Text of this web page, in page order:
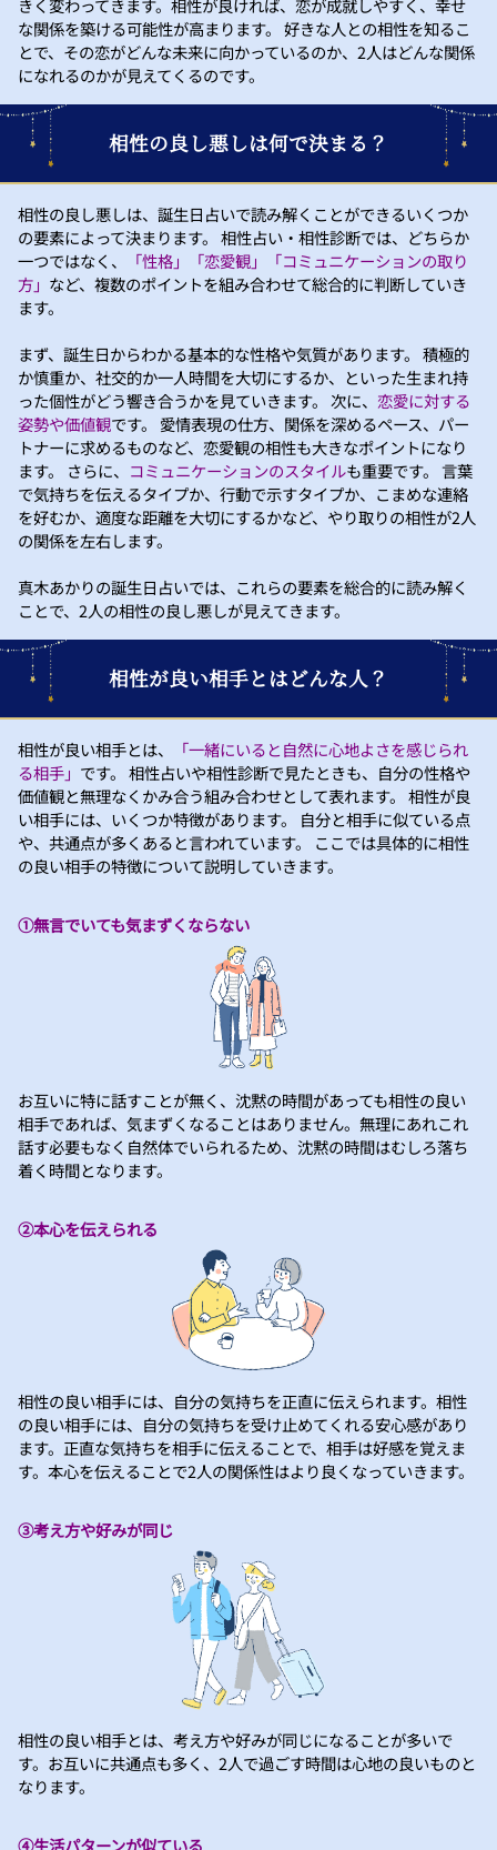
な関係を築ける可能性が高まります。 好きな人との相性を知るこ
とで、その恋がどんな未来に向かっているのか、2人はどんな関係
になれるのかが見えてくるのです。
相性の良し悪しは何で決まる？
相性の良し悪しは、誕生日占いで読み解くことができるいくつか
の要素によって決まります。 相性占い・相性診断では、どちらか
一つではなく、
「性格」「恋愛観」「コミュニケーションの取り
方」 など、複数のポイントを組み合わせて総合的に判断していき
ます。
まず、誕生日からわかる基本的な性格や気質があります。 積極的
か慎重か、社交的か一人時間を大切にするか、といった生まれ持
った個性がどう響き合うかを見ていきます。 次に、 恋愛に対する
姿勢や価値観です。 愛情表現の仕方、関係を深めるペース、パー
トナーに求めるものなど、恋愛観の相性も大きなポイントになり
ます。 さらに、 コミュニケーションのスタイルも重要です。 言葉
で気持ちを伝えるタイプか、行動で示すタイプか、こまめな連絡
を好むか、適度な距離を大切にするかなど、やり取りの相性が2人
の関係を左右します。
真木あかりの誕生日占いでは、これらの要素を総合的に読み解く
ことで、2人の相性の良し悪しが見えてきます。
相性が良い相手とはどんな人？
相性が良い相手とは、
「一緒にいると自然に心地よさを感じられ
る相手」 です。 相性占いや相性診断で見たときも、自分の性格や
価値観と無理なくかみ合う組み合わせとして表れます。 相性が良
い相手には、いくつか特徴があります。 自分と相手に似ている点
や、共通点が多くあると言われています。 ここでは具体的に相性
の良い相手の特徴について説明していきます。
①無言でいても気まずくならない
お互いに特に話すことが無く、沈黙の時間があっても相性の良い
相手であれば、気まずくなることはありません。無理にあれこれ
話す必要もなく自然体でいられるため、沈黙の時間はむしろ落ち
着く時間となります。
②本心を伝えられる
相性の良い相手には、自分の気持ちを正直に伝えられます。相性
の良い相手には、自分の気持ちを受け止めてくれる安心感があり
ます。正直な気持ちを相手に伝えることで、相手は好感を覚えま
す。本心を伝えることで2人の関係性はより良くなっていきます。
③考え方や好みが同じ
相性の良い相手とは、考え方や好みが同じになることが多いで
す。お互いに共通点も多く、2人で過ごす時間は心地の良いものと
なります。